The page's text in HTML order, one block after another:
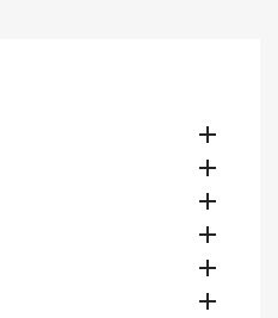





